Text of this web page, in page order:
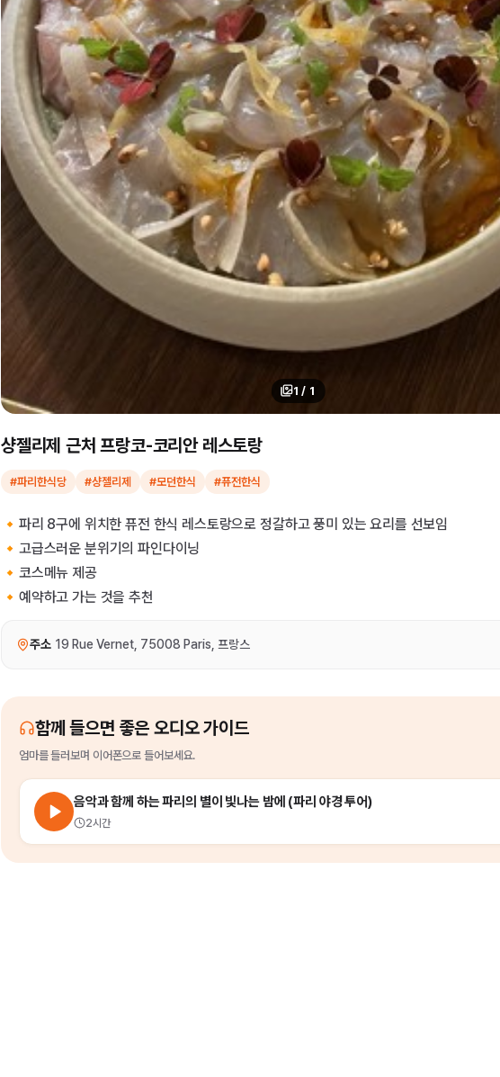
1 / 1
샹젤리제 근처 프랑코-코리안 레스토랑
#파리한식당 #샹젤리제 #모던한식 #퓨전한식
🔸파리 8구에 위치한 퓨전 한식 레스토랑으로 정갈하고 풍미 있는 요리를 선보임
🔸고급스러운 분위기의 파인다이닝
🔸코스메뉴 제공
🔸예약하고 가는 것을 추천
주소 19 Rue Vernet, 75008 Paris, 프랑스
함께 들으면 좋은 오디오 가이드
엄마를들러보며 이어폰으로 들어보세요.
음악과 함께 하는 파리의 별이 빛나는 밤에 (파리 야경 투어)
2시간